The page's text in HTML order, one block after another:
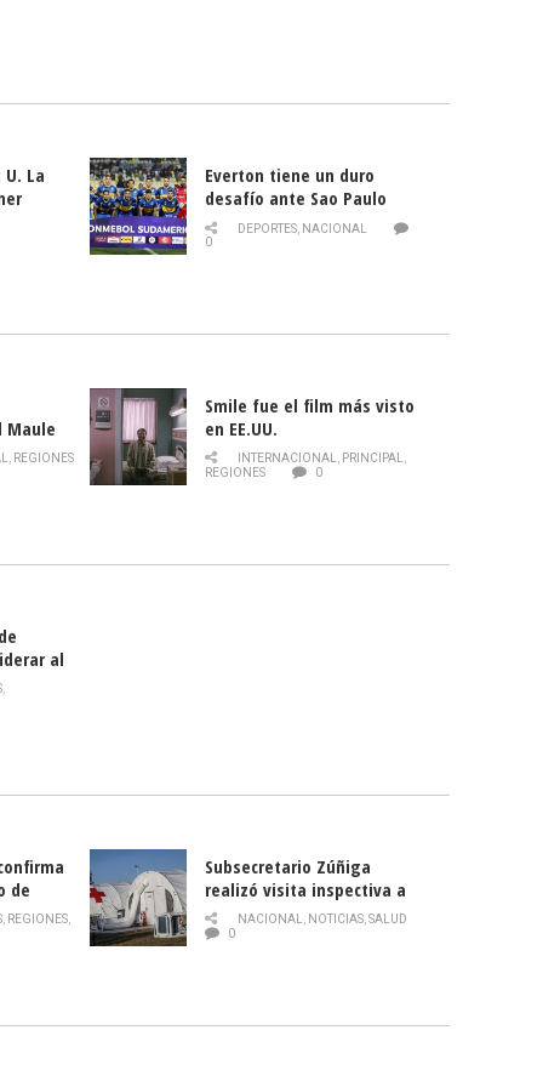
La
Everton tiene un duro
desafío ante Sao Paulo
DEPORTES, NACIONAL
0
Maule
de la
, REGIONES
Smile fue el film más visto
en EE.UU.
INTERNACIONAL, PRINCIPAL,
REGIONES
0
al
,
de
, REGIONES,
Subsecretario Zúñiga
realizó visita inspectiva a
Hospital Modular Sótero del
Río
NACIONAL, NOTICIAS,SALUD
0